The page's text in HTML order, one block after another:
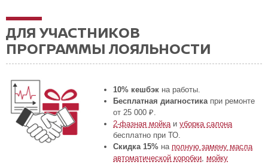
ДЛЯ УЧАСТНИКОВ
ПРОГРАММЫ ЛОЯЛЬНОСТИ
10% кешбэк на работы.
Бесплатная диагностика при ремонте
от 25 000 ₽.
2-фазная мойка иуборка салона
бесплатно при ТО.
Скидка 15% на полную замену масла
автоматической коробки мойку